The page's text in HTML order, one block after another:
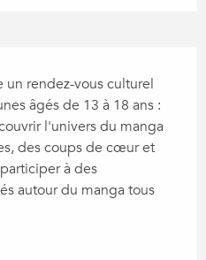
rendez-vous culturel
âgés de 13 à 18 ans :
l'univers du manga
des coups de cœur et
à des
autour du manga tous